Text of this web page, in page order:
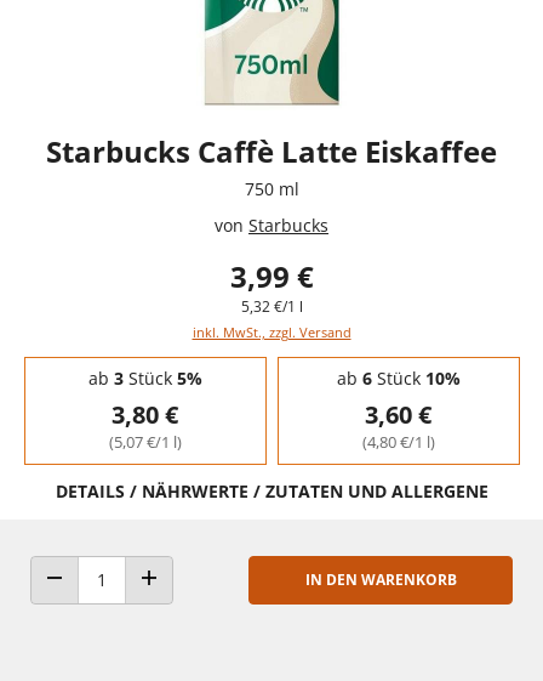
Starbucks Caffè Latte Eiskaffee
750 ml
von Starbucks
3,99 €
5,32 €/1 l
inkl. MwSt., zzgl. Versand
Staffelpreise - Mengenrabatt
ab 3Stück 5%
3,80 €
(5,07 €/1 l)
ab 6Stück 10%
3,60 €
(4,80 €/1 l)
DETAILS / NÄHRWERTE / ZUTATEN UND ALLERGENE
ANZAHL VERRINGERNANZAHL ERHÖHEN
IN DEN WARENKORB